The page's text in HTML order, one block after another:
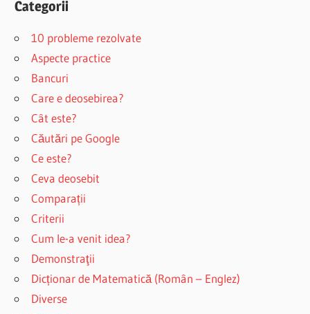
Categorii
10 probleme rezolvate
Aspecte practice
Bancuri
Care e deosebirea?
Cât este?
Căutări pe Google
Ce este?
Ceva deosebit
Comparații
Criterii
Cum le-a venit idea?
Demonstraţii
Dicționar de Matematică (Român – Englez)
Diverse